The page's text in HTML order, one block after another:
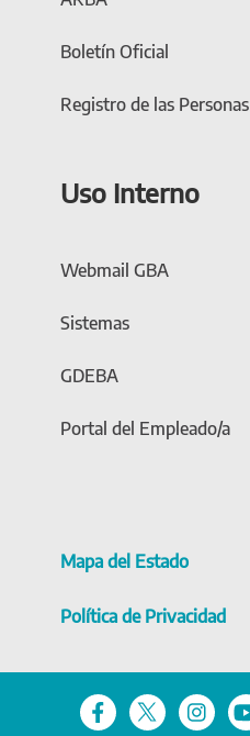
Boletín Oficial
Registro de las Personas
Uso Interno
Webmail GBA
Sistemas
GDEBA
Portal del Empleado/a
Mapa del Estado
Política de Privacidad